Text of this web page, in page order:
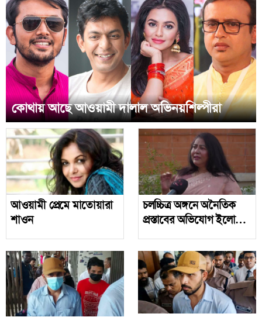
কোথায় আছে আওয়ামী দালাল অভিনয়শিল্পীরা
আওয়ামী প্রেমে মাতোয়ারা
শাওন
চলচ্চিত্র অঙ্গনে অনৈতিক
প্রস্তাবের অভিযোগ ইলোরা